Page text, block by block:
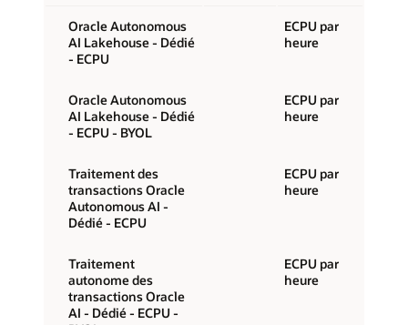
Oracle Autonomous
AI Lakehouse - Dédié
- ECPU
ECPU par
heure
Oracle Autonomous
AI Lakehouse - Dédié
- ECPU - BYOL
ECPU par
heure
Traitement des
transactions Oracle
Autonomous AI -
Dédié - ECPU
ECPU par
heure
Traitement
autonome des
transactions Oracle
AI - Dédié - ECPU -
ECPU par
heure